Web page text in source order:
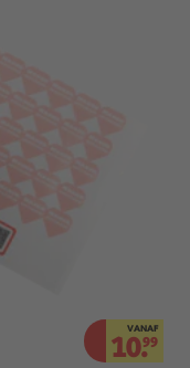
VANAF
10.99